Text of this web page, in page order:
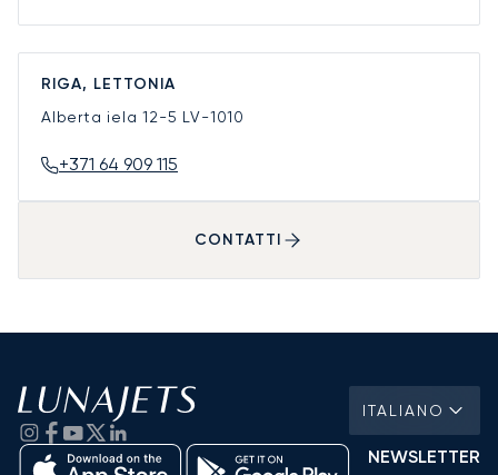
RIGA, LETTONIA
Alberta iela 12-5 LV-1010
+371 64 909 115
CONTATTI
ITALIANO
NEWSLETTER